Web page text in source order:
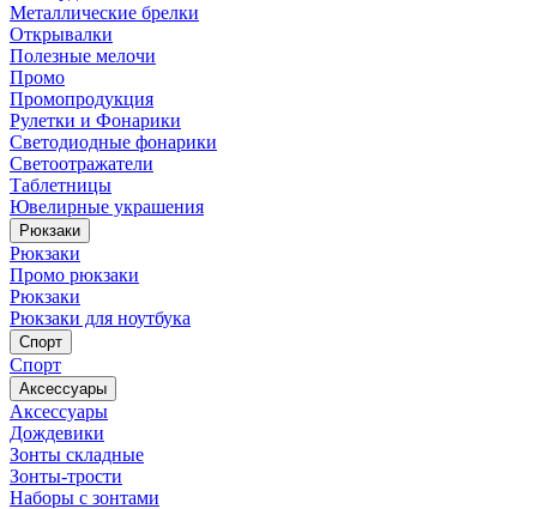
Металлические брелки
Открывалки
Полезные мелочи
Промо
Промопродукция
Рулетки и Фонарики
Светодиодные фонарики
Светоотражатели
Таблетницы
Ювелирные украшения
Рюкзаки
Рюкзаки
Промо рюкзаки
Рюкзаки
Рюкзаки для ноутбука
Спорт
Спорт
Аксессуары
Аксессуары
Дождевики
Зонты складные
Зонты-трости
Наборы с зонтами